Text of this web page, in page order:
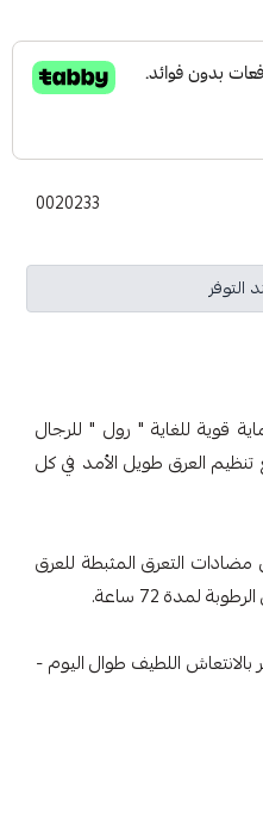
0020233
التوفر
72 ساعة حماية قوية للغاية " رول " للرجال
العرق طويل الأمد في كل
التعرق المثبطة للعرق
لمدة 72 ساعة.
اللطيف طوال اليوم -